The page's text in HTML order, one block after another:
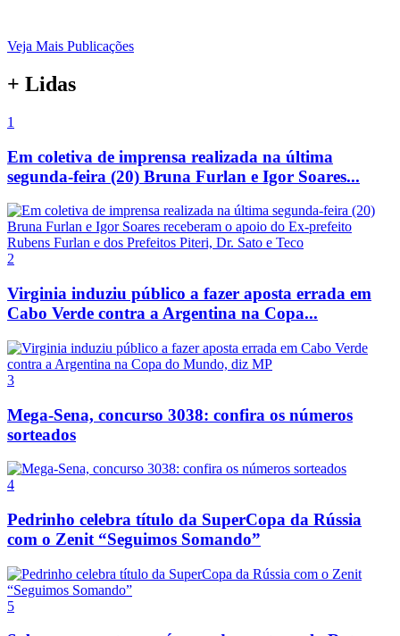
Veja Mais Publicações
+ Lidas
1
Em coletiva de imprensa realizada na última
segunda-feira (20) Bruna Furlan e Igor Soares...
2
Virginia induziu público a fazer aposta errada em
Cabo Verde contra a Argentina na Copa...
3
Mega-Sena, concurso 3038: confira os números
sorteados
4
Pedrinho celebra título da SuperCopa da Rússia
com o Zenit “Seguimos Somando”
5